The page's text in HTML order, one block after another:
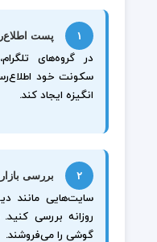
۱ پست
در گروه‌های
سکونت خود
انگیزه ایجاد کند.
۲ بررسی
سایت‌هایی مانند
گوشی را می‌فروشند.